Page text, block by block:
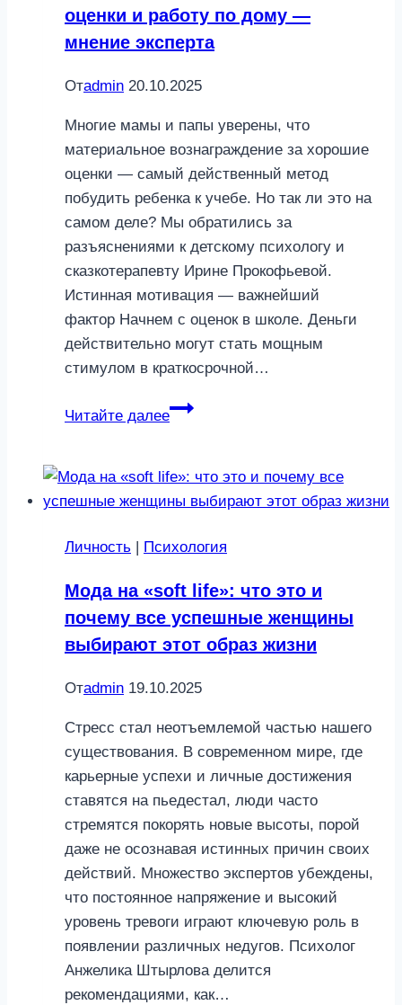
оценки и работу по дому —
мнение эксперта
Отadmin 20.10.2025
Многие мамы и папы уверены, что
материальное вознаграждение за хорошие
оценки — самый действенный метод
побудить ребенка к учебе. Но так ли это на
самом деле? Мы обратились за
разъяснениями к детскому психологу и
сказкотерапевту Ирине Прокофьевой.
Истинная мотивация — важнейший
фактор Начнем с оценок в школе. Деньги
действительно могут стать мощным
стимулом в краткосрочной…
Читайте далее
Стоит
школьнику
за
и
по
дому
—
эксперта
Личность Психология
Мода на «soft life»: что это и
почему все успешные женщины
выбирают этот образ жизни
Отadmin 19.10.2025
Стресс стал неотъемлемой частью нашего
существования. В современном мире, где
карьерные успехи и личные достижения
ставятся на пьедестал, люди часто
стремятся покорять новые высоты, порой
даже не осознавая истинных причин своих
действий. Множество экспертов убеждены,
что постоянное напряжение и высокий
уровень тревоги играют ключевую роль в
появлении различных недугов. Психолог
Анжелика Штырлова делится
рекомендациями, как…